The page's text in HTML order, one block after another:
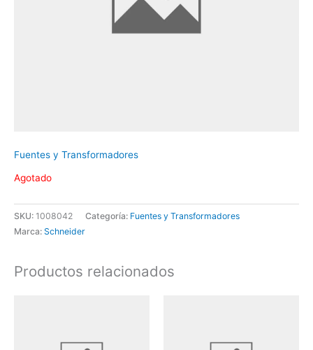
Fuentes y Transformadores
Agotado
SKU: 1008042 Categoría: Fuentes y Transformadores
Marca: Schneider
Productos relacionados